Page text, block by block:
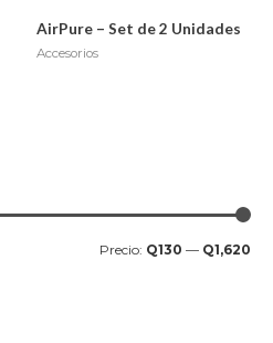
Precio: Q130 — Q1,620
AirPure – Set de 2 Unidades
Accesorios